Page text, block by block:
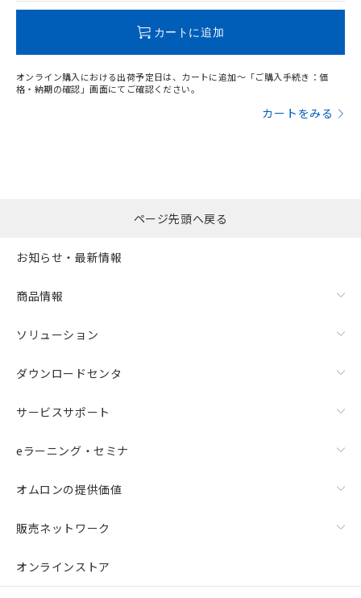
カートに追加
オンライン購入における出荷予定日は、カートに追加～「ご購入手続き：価
格・納期の確認」画面にてご確認ください。
カートをみる
ページ先頭へ戻る
お知らせ・最新情報
商品情報
ソリューション
ダウンロードセンタ
サービスサポート
eラーニング・セミナ
オムロンの提供価値
販売ネットワーク
オンラインストア